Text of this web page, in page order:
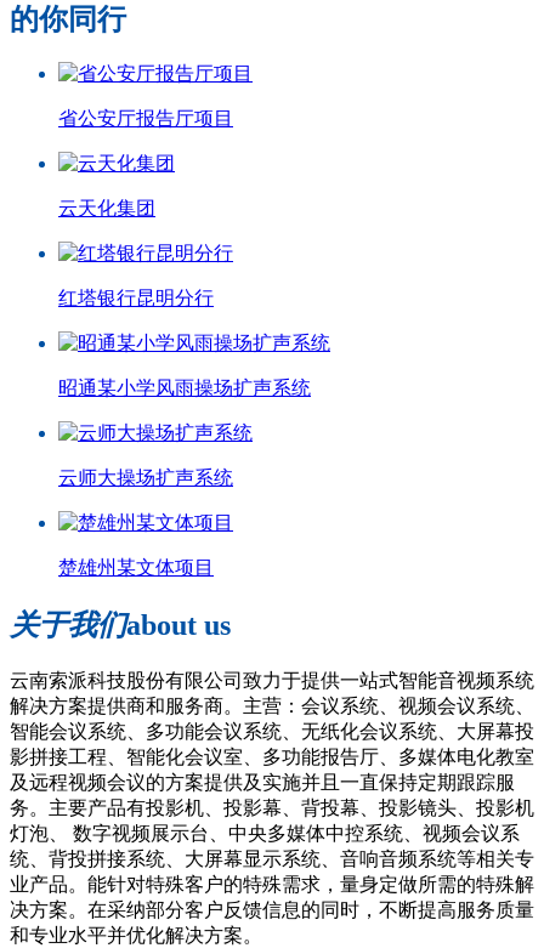
的你同行
省公安厅报告厅项目
云天化集团
红塔银行昆明分行
昭通某小学风雨操场扩声系统
云师大操场扩声系统
楚雄州某文体项目
关于我们about us
云南索派科技股份有限公司致力于提供一站式智能音视频系统
解决方案提供商和服务商。主营：会议系统、视频会议系统、
智能会议系统、多功能会议系统、无纸化会议系统、大屏幕投
影拼接工程、智能化会议室、多功能报告厅、多媒体电化教室
及远程视频会议的方案提供及实施并且一直保持定期跟踪服
务。主要产品有投影机、投影幕、背投幕、投影镜头、投影机
灯泡、 数字视频展示台、中央多媒体中控系统、视频会议系
统、背投拼接系统、大屏幕显示系统、音响音频系统等相关专
业产品。能针对特殊客户的特殊需求，量身定做所需的特殊解
决方案。在采纳部分客户反馈信息的同时，不断提高服务质量
和专业水平并优化解决方案。